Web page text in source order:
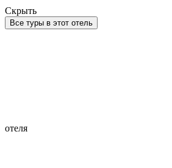
Скрыть
Все туры в этот отель
отеля